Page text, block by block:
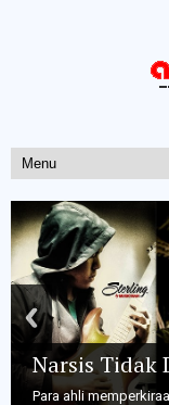
Narsis Tidak
Para ahli